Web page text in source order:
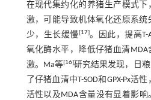
在现代集约化的养猪生产模式下
激，可能导致机体氧化还原系
少，生长缓慢 [17]。因此，提高T-
氧化酶水平，降低仔猪血清
激。Ma等[16]研究结果发现，日
了仔猪血清中T-SOD和GPX-Px活
活性以及MDA含量没有显着影